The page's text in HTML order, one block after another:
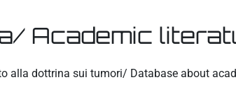
Academic
alla dottrina sui tumori/ Database about